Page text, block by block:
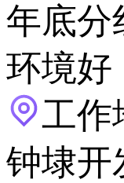
年底分
环境好
工作
钟埭开